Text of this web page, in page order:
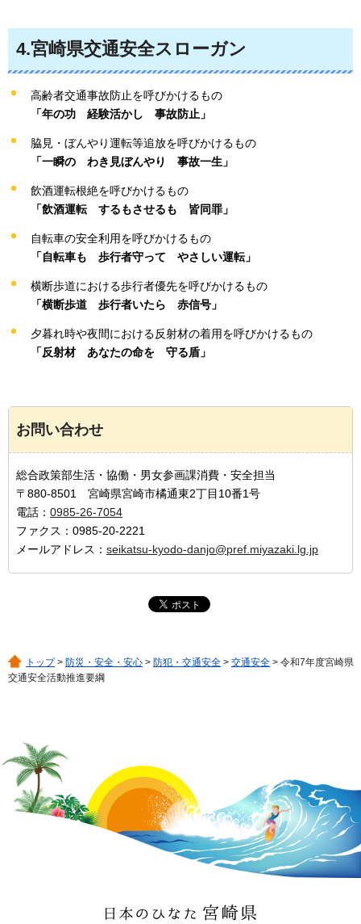
4.宮崎県交通安全スローガン
高齢者交通事故防止を呼びかけるもの
「年の功
経験活かし 事故防止」
脇見・ぼんやり運転等追放を呼びかけるもの
「一瞬の
わき見ぼんやり 事故一生」
飲酒運転根絶を呼びかけるもの
「飲酒運転
するもさせるも 皆同罪」
自転車の安全利用を呼びかけるもの
「自転車も
歩行者守って やさしい運転」
横断歩道における歩行者優先を呼びかけるもの
「横断歩道
歩行者いたら 赤信号」
夕暮れ時や夜間における反射材の着用を呼びかけるもの
「反射材
あなたの命を 守る盾」
お問い合わせ
総合政策部生活・協働・男女参画課消費・安全担当
〒880-8501 宮崎県宮崎市橘通東2丁目10番1号
電話： 0985-26-7054
ファクス：0985-20-2221
メールアドレス： seikatsu-kyodo-danjo@pref.miyazaki.lg.jp
トップ> 防災・安全・安心 > 防犯・交通安全 > 交通安全 > 令和7年度宮崎県
交通安全活動推進要綱
日本のひなた 宮崎県